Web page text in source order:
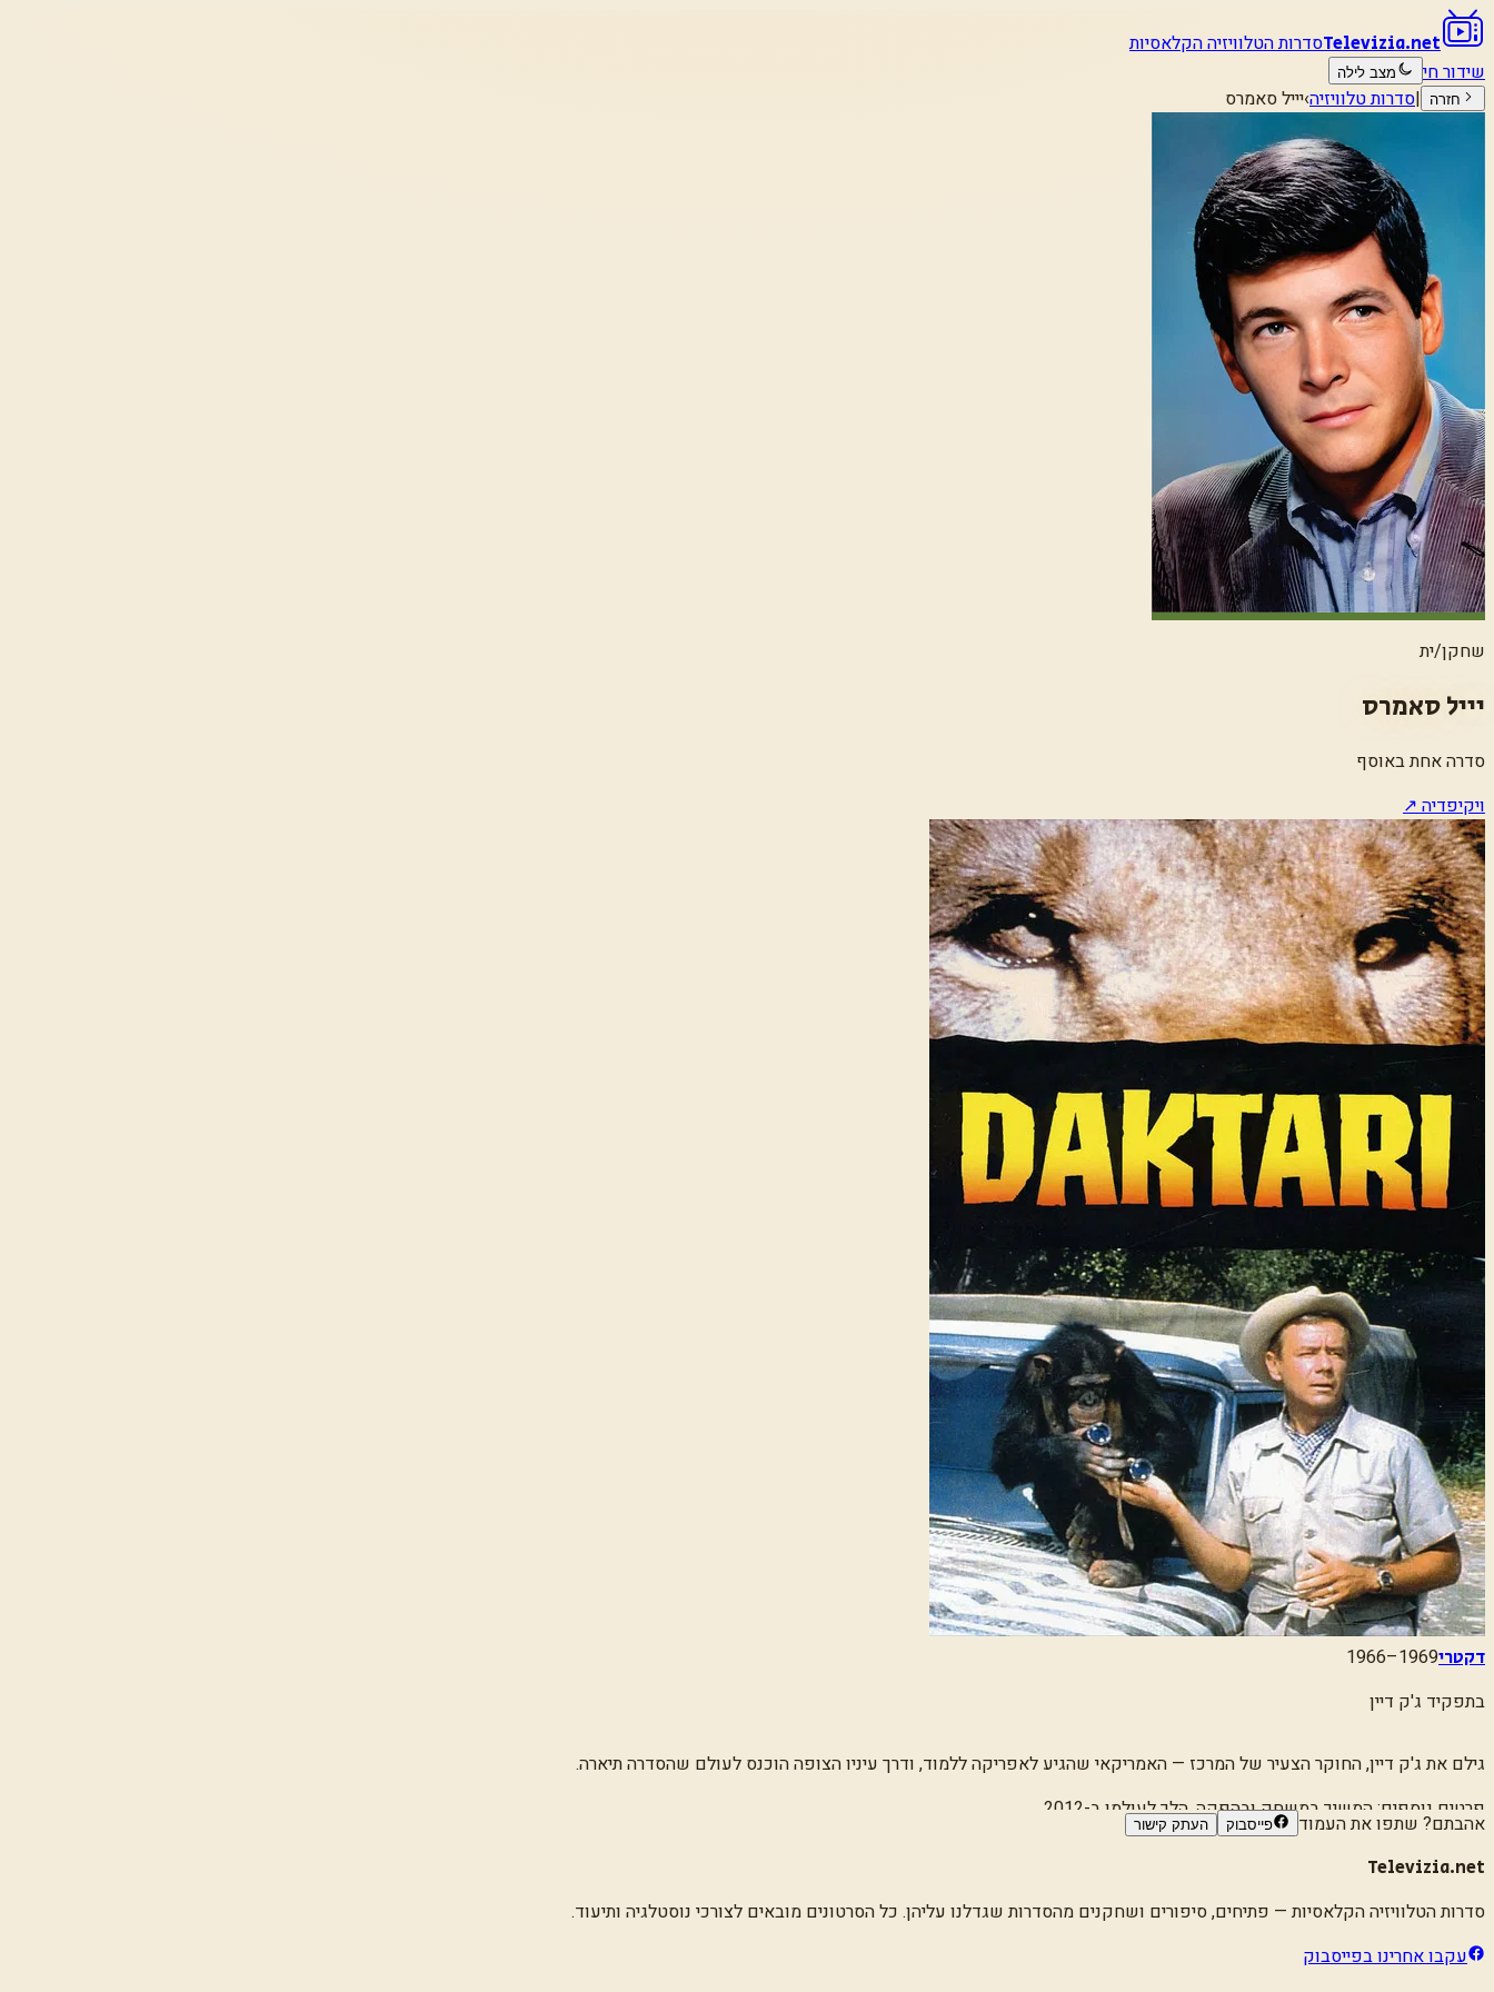
Televizia.netסדרות הטלוויזיה הקלאסיות
שידור חי
מצב לילה
חזרה
|סדרות טלוויזיה›יייל סאמרס
שחקן/ית
יייל סאמרס
סדרה אחת באוסף
ויקיפדיה ↗
דקטרי1966–1969
בתפקיד ג'ק דיין
גילם את ג'ק דיין, החוקר הצעיר של המרכז — האמריקאי שהגיע לאפריקה ללמוד, ודרך עיניו הצופה הוכנס לעולם שהסדרה תיארה.
פרטים נוספים:המשיך במשחק ובהפקה. הלך לעולמו ב-2012.
אהבתם? שתפו את העמוד פייסבוק העתק קישור
Televizia.net
סדרות הטלוויזיה הקלאסיות— פתיחים, סיפורים ושחקנים מהסדרות שגדלנו עליהן. כל הסרטונים מובאים לצורכי נוסטלגיה ותיעוד.
עקבו אחרינו בפייסבוק